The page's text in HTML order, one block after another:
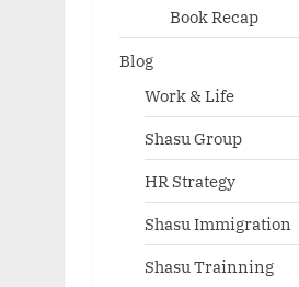
Book Recap
Blog
Work & Life
Shasu Group
HR Strategy
Shasu Immigration
Shasu Trainning